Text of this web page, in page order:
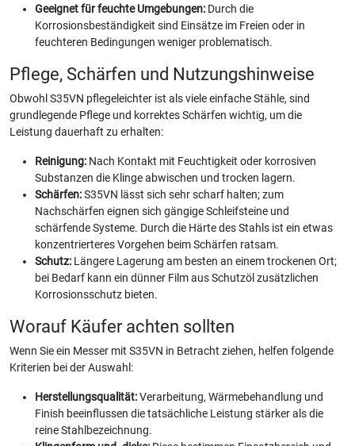
Geeignet für feuchte Umgebungen: Durch die
Korrosionsbeständigkeit sind Einsätze im Freien oder in
feuchteren Bedingungen weniger problematisch.
Pflege, Schärfen und Nutzungshinweise
Obwohl S35VN pflegeleichter ist als viele einfache Stähle, sind
grundlegende Pflege und korrektes Schärfen wichtig, um die
Leistung dauerhaft zu erhalten:
Reinigung: Nach Kontakt mit Feuchtigkeit oder korrosiven
Substanzen die Klinge abwischen und trocken lagern.
Schärfen:S35VN lässt sich sehr scharf halten; zum
Nachschärfen eignen sich gängige Schleifsteine und
schärfende Systeme. Durch die Härte des Stahls ist ein etwas
konzentrierteres Vorgehen beim Schärfen ratsam.
Schutz: Längere Lagerung am besten an einem trockenen Ort;
bei Bedarf kann ein dünner Film aus Schutzöl zusätzlichen
Korrosionsschutz bieten.
Worauf Käufer achten sollten
Wenn Sie ein Messer mit S35VN in Betracht ziehen, helfen folgende
Kriterien bei der Auswahl:
Herstellungsqualität:Verarbeitung, Wärmebehandlung und
Finish beeinflussen die tatsächliche Leistung stärker als die
reine Stahlbezeichnung.